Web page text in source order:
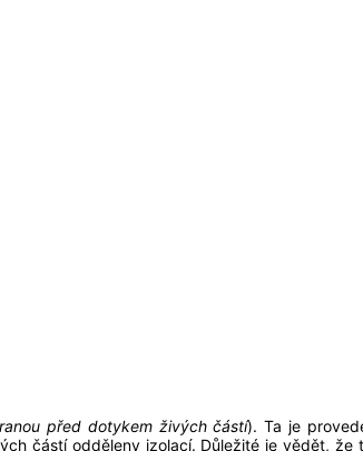
před dotykem živých částí). Ta je
částí odděleny izolací. Důležité je vědět, že